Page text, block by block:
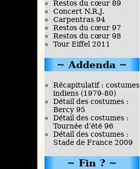
Restos du cœur 89
Concert N.R.J.
Carpentras 94
Restos du cœur 97
Restos du cœur 98
Tour Eiffel 2011
Addenda
Récapitulatif : costumes
indiens (1979-80)
Détail des costumes :
Bercy 95
Détail des costumes :
Tournée d’été 96
Détail des costumes :
Stade de France 2009
Fin ?